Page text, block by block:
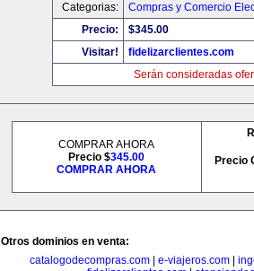
Categorias:
Compras y Comercio
Precio:
$345.00
Visitar!
fidelizarclientes.com
Serán consideradas
COMPRAR AHORA
Precio $345.00
COMPRAR AHORA
Precio
Otros dominios en venta:
catalogodecompras.com| e-viajeros.com|